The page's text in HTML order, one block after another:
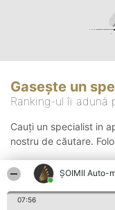
ȘOIMII Auto-
07:56
Gasește un
Ranking-ul îi adună
Cauți un specialist in
nostru de căutare.